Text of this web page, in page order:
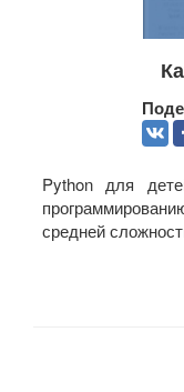
Python для
средней